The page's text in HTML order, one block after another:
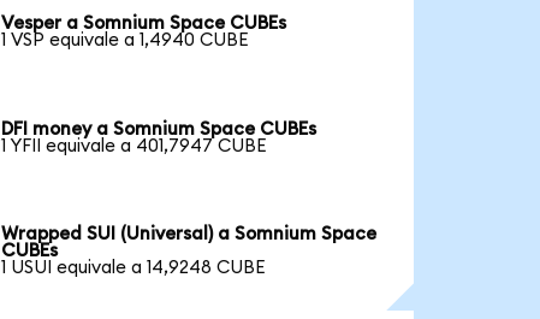
Vesper a Somnium Space CUBEs
1 VSP equivale a 1,4940 CUBE
DFI money a Somnium Space CUBEs
1 YFII equivale a 401,7947 CUBE
Wrapped SUI (Universal) a Somnium Space
CUBEs
1 USUI equivale a 14,9248 CUBE